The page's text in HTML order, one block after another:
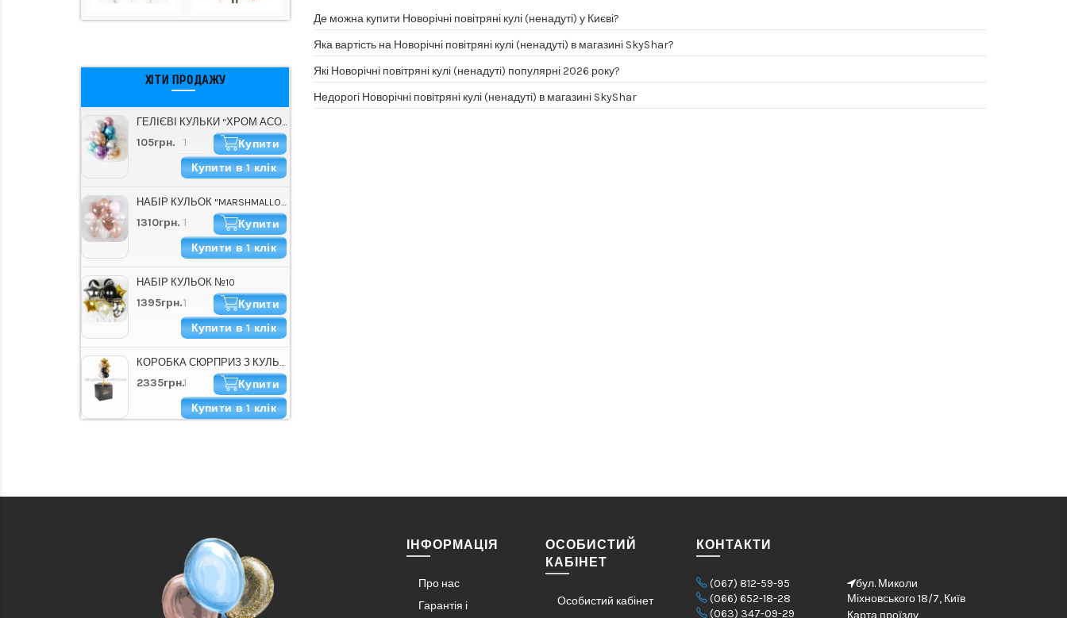
ХІТИ ПРОДАЖУ
ГЕЛІЄВІ КУЛЬКИ "ХРОМ АСОРТІ" (30 СМ)
105грн.
Купити
Купити в 1 клік
НАБІР КУЛЬОК "MARSHMALLOW"
1310грн.
Купити
Купити в 1 клік
НАБІР КУЛЬОК №10
1395грн.
Купити
Купити в 1 клік
КОРОБКА СЮРПРИЗ З КУЛЬКАМИ "HAPPY B-DAY СТИЛЬНА"
2335грн.
Купити
Купити в 1 клік
Де можна купити Новорічні повітряні кулі (ненадуті) у Києві?
Яка вартість на Новорічні повітряні кулі (ненадуті) в магазині SkyShar?
Які Новорічні повітряні кулі (ненадуті) популярні 2026 року?
Недорогі Новорічні повітряні кулі (ненадуті) в магазині SkyShar
ІНФОРМАЦІЯ
Про нас
Гарантія і
ОСОБИСТИЙ
КАБІНЕТ
Особистий кабінет
КОНТАКТИ
(067) 812-59-95
(066) 652-18-28
(063) 347-09-29
бул. Миколи
Міхновського 18/7, Київ
Карта проїзду